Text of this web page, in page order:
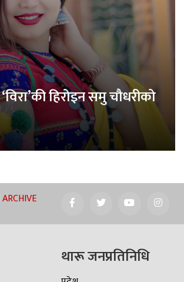
हिरोइन समु चौधरीको
थारू जनप्रतिनिधि